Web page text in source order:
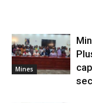
Mines